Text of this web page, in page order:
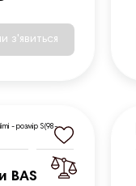
з'явиться
BAS